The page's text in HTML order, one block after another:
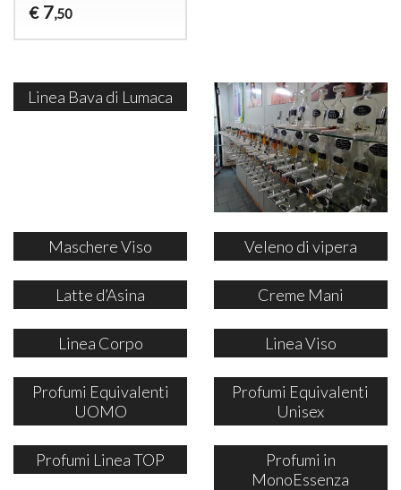
€ 7,50
Linea Bava di Lumaca
Maschere Viso Veleno di vipera
Latte d’Asina Creme Mani
Linea Corpo Linea Viso
Profumi Equivalenti
UOMO
Profumi Equivalenti
Unisex
Profumi Linea TOP
Profumi in
MonoEssenza